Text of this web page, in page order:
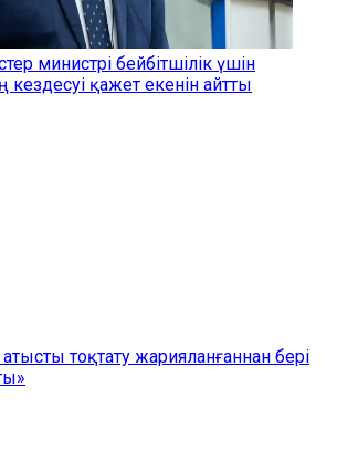
министрі бейбітшілік үшін
қажет екенін айтты
тоқтату жарияланғаннан бері